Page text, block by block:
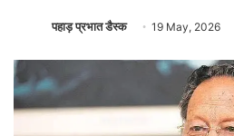
पहाड़ प्रभात डैस्क 19 May, 2026